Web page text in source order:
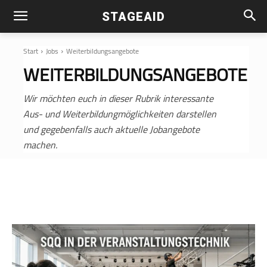
STAGEAID
Start Jobs Weiterbildungsangebote
WEITERBILDUNGSANGEBOTE
Wir möchten euch in dieser Rubrik interessante
Aus- und Weiterbildungmöglichkeiten darstellen
und gegebenfalls auch aktuelle Jobangebote
machen.